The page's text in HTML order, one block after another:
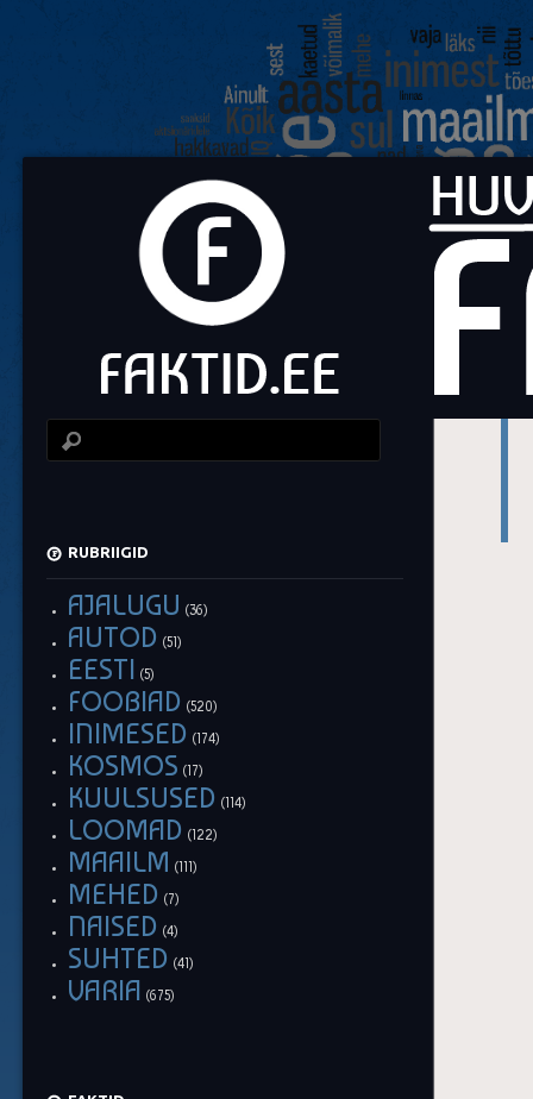
RUBRIIGID
AJALUGU (36)
AUTOD (51)
EESTI (5)
FOOBIAD (520)
INIMESED (174)
KOSMOS (17)
KUULSUSED (114)
LOOMAD (122)
MAAILM (111)
MEHED (7)
NAISED (4)
SUHTED (41)
VARIA (675)